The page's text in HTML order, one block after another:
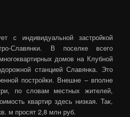
с индивидуальной застройкой
Славянки. В поселке всего
домов на Клубной
станцией Славянка. Это
постройки. Внешне – вполне
по словам местных жителей,
квартир здесь низкая. Так,
м просят 2,8 млн руб.